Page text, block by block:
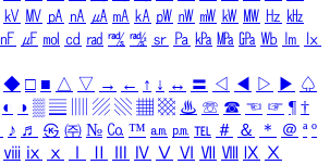
㎸ ㎹ ㎀ ㎁ ㎂ ㎃ ㎄ ㎺ ㎻ ㎽ ㎾ ㎿ ㎐ ㎑
㎋ ㎌ ㏖ ㏅ ㎭ ㎮ ㎯ ㏛ ㎩ ㎪ ㎫ ㎬ ㏝ ㏐
㏓
◆ □ ■ △ ▽ → ← ↑ ↓ ↔ 〓 ◁ ◀ ▷ ▶ ♤
◐ ◑ ▒ ▤ ▨ ▧ ▦ ▩ ♨ ☏ ☎ ☜ ☞ ¶ †
♪ ♬ ㉿ ㈜ № ㏇ ™ ㏂ ㏘ ℡ ＃ ＆ ＊ ＠ ª º
ⅷ ⅸ ⅹ Ⅳ Ⅴ Ⅵ Ⅶ Ⅷ Ⅸ Ⅹ